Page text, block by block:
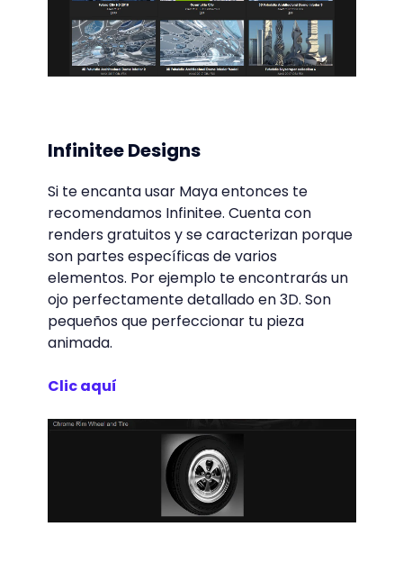
Infinitee Designs
Si te encanta usar Maya entonces te
recomendamos Infinitee. Cuenta con
renders gratuitos y se caracterizan porque
son partes específicas de varios
elementos. Por ejemplo te encontrarás un
ojo perfectamente detallado en 3D. Son
pequeños que perfeccionar tu pieza
animada.
Clic aquí